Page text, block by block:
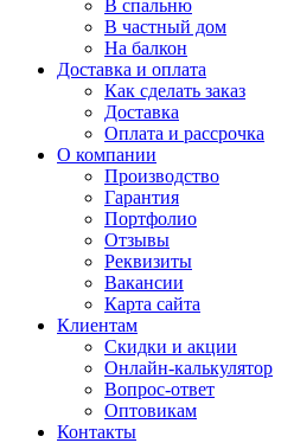
В спальню
В частный дом
На балкон
Доставка и оплата
Как сделать заказ
Доставка
Оплата и рассрочка
О компании
Производство
Гарантия
Портфолио
Отзывы
Реквизиты
Вакансии
Карта сайта
Клиентам
Скидки и акции
Онлайн-калькулятор
Вопрос-ответ
Оптовикам
Контакты